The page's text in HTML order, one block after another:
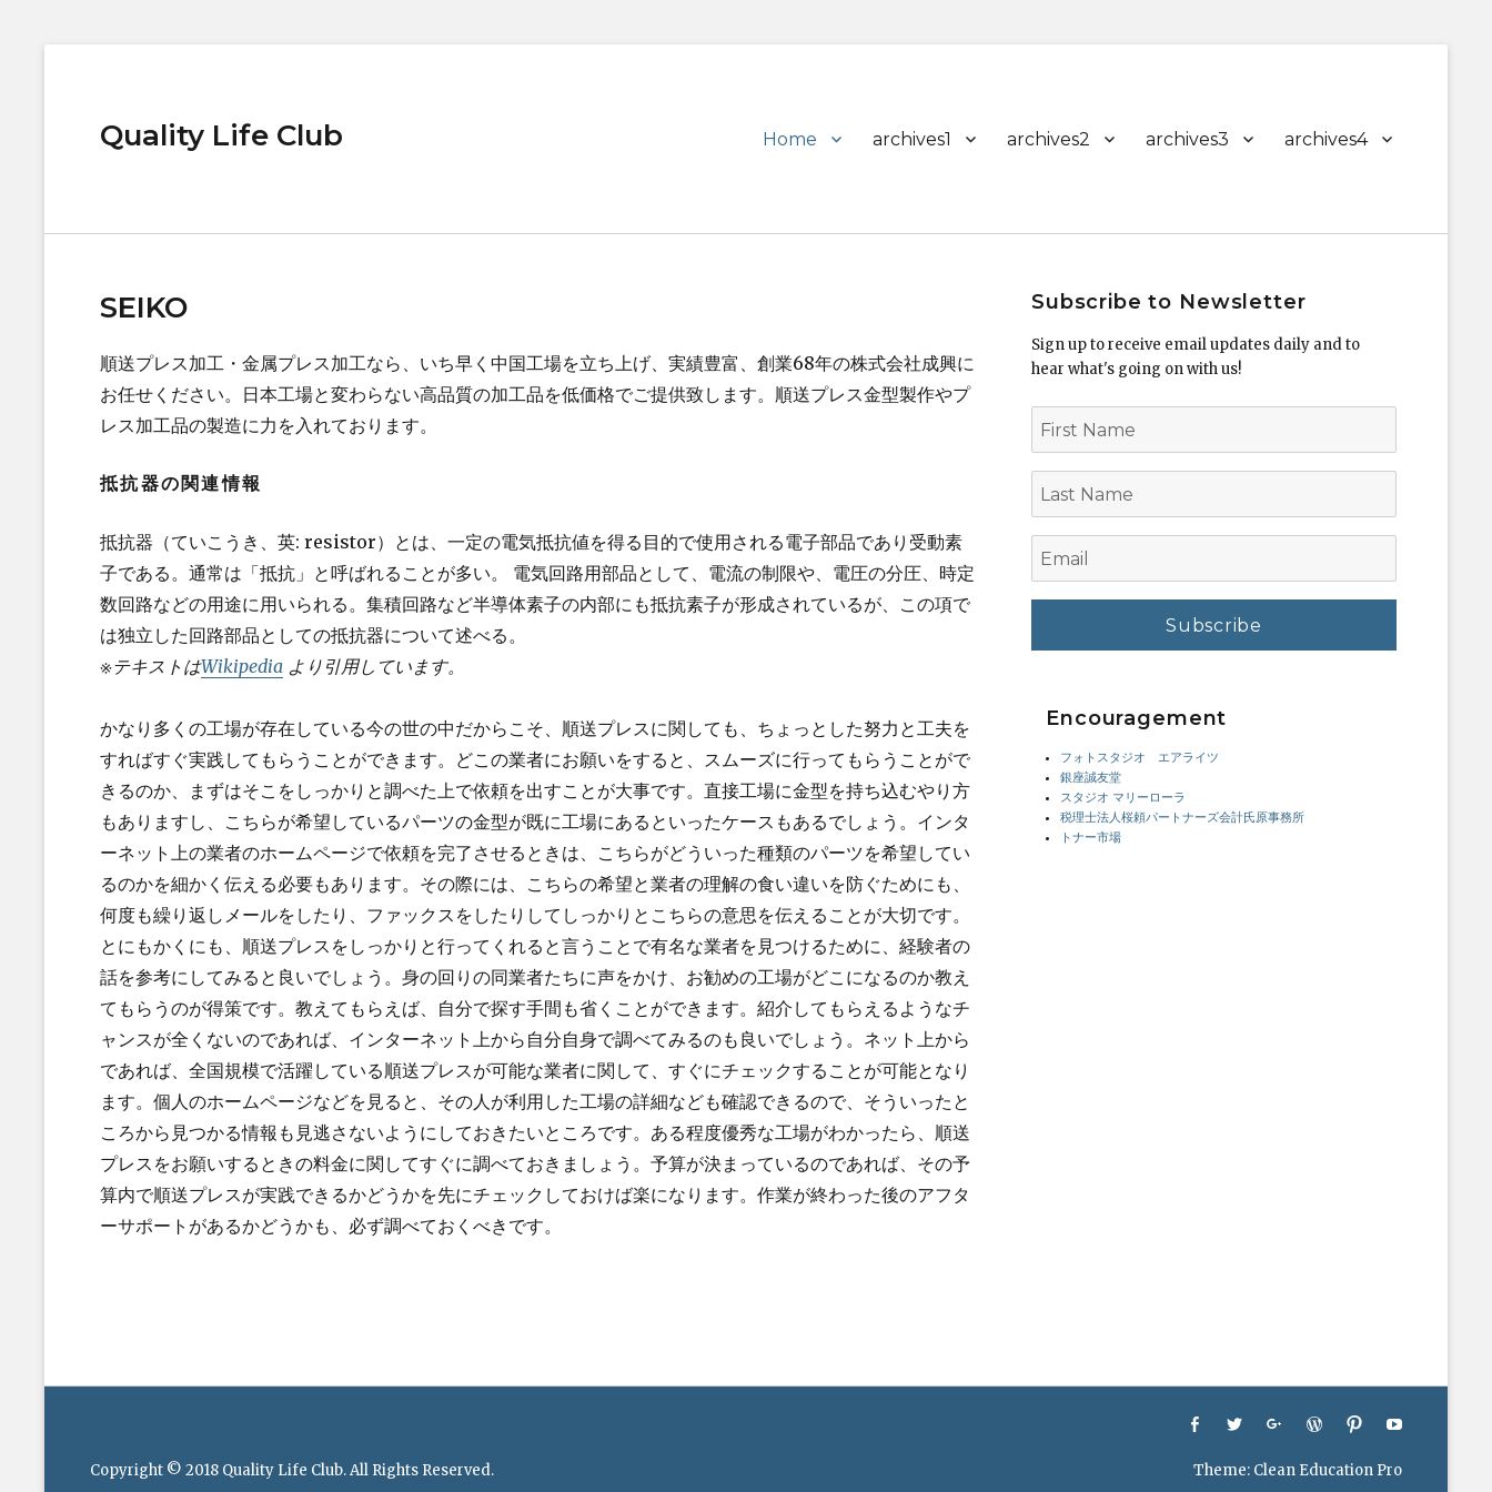
Quality Life Club
Primary
Home archives1 archives2 archives3 archives4
SEIKO
順送プレス加工・金属プレス加工なら、いち早く中国工場を立ち上げ、実績豊富、創業68年の株式会社成興に
お任せください。日本工場と変わらない高品質の加工品を低価格でご提供致します。順送プレス金型製作やプ
レス加工品の製造に力を入れております。
抵抗器の関連情報
抵抗器（ていこうき、英: resistor）とは、一定の電気抵抗値を得る目的で使用される電子部品であり受動素
子である。通常は「抵抗」と呼ばれることが多い。 電気回路用部品として、電流の制限や、電圧の分圧、時定
数回路などの用途に用いられる。集積回路など半導体素子の内部にも抵抗素子が形成されているが、この項で
は独立した回路部品としての抵抗器について述べる。
※テキストはWikipedia より引用しています。
かなり多くの工場が存在している今の世の中だからこそ、順送プレスに関しても、ちょっとした努力と工夫を
すればすぐ実践してもらうことができます。どこの業者にお願いをすると、スムーズに行ってもらうことがで
きるのか、まずはそこをしっかりと調べた上で依頼を出すことが大事です。直接工場に金型を持ち込むやり方
もありますし、こちらが希望しているパーツの金型が既に工場にあるといったケースもあるでしょう。インタ
ーネット上の業者のホームページで依頼を完了させるときは、こちらがどういった種類のパーツを希望してい
るのかを細かく伝える必要もあります。その際には、こちらの希望と業者の理解の食い違いを防ぐためにも、
何度も繰り返しメールをしたり、ファックスをしたりしてしっかりとこちらの意思を伝えることが大切です。
とにもかくにも、順送プレスをしっかりと行ってくれると言うことで有名な業者を見つけるために、経験者の
話を参考にしてみると良いでしょう。身の回りの同業者たちに声をかけ、お勧めの工場がどこになるのか教え
てもらうのが得策です。教えてもらえば、自分で探す手間も省くことができます。紹介してもらえるようなチ
ャンスが全くないのであれば、インターネット上から自分自身で調べてみるのも良いでしょう。ネット上から
であれば、全国規模で活躍している順送プレスが可能な業者に関して、すぐにチェックすることが可能となり
ます。個人のホームページなどを見ると、その人が利用した工場の詳細なども確認できるので、そういったと
ころから見つかる情報も見逃さないようにしておきたいところです。ある程度優秀な工場がわかったら、順送
プレスをお願いするときの料金に関してすぐに調べておきましょう。予算が決まっているのであれば、その予
算内で順送プレスが実践できるかどうかを先にチェックしておけば楽になります。作業が終わった後のアフタ
ーサポートがあるかどうかも、必ず調べておくべきです。
Subscribe to Newsletter
Sign up to receive email updates daily and to
hear what's going on with us!
First
Name
Name
Encouragement
フォトスタジオ エアライツ
銀座誠友堂
スタジオ マリーローラ
税理士法人桜頼パートナーズ会計氏原事務所
トナー市場
Facebook
Twitter GoogleplusWordPress
Pinterest
Copyright © 2018 Quality Life Club. All Rights Reserved. Theme: Clean Education Pro